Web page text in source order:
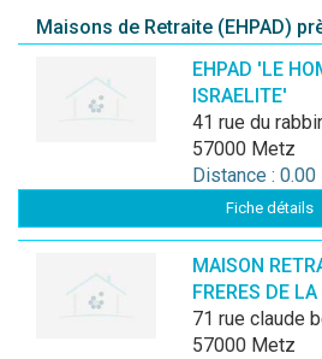
Maisons de Retraite (EHPAD)
EHPAD 'LE
ISRAELITE'
41 rue du
57000 Metz
Distance : 0.00
Fiche détails
MAISON
FRERES DE
71 rue claude
57000 Metz